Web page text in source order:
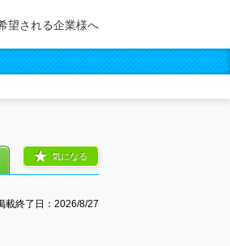
望される企業様へ
載終了日： 2026/8/27
気になる